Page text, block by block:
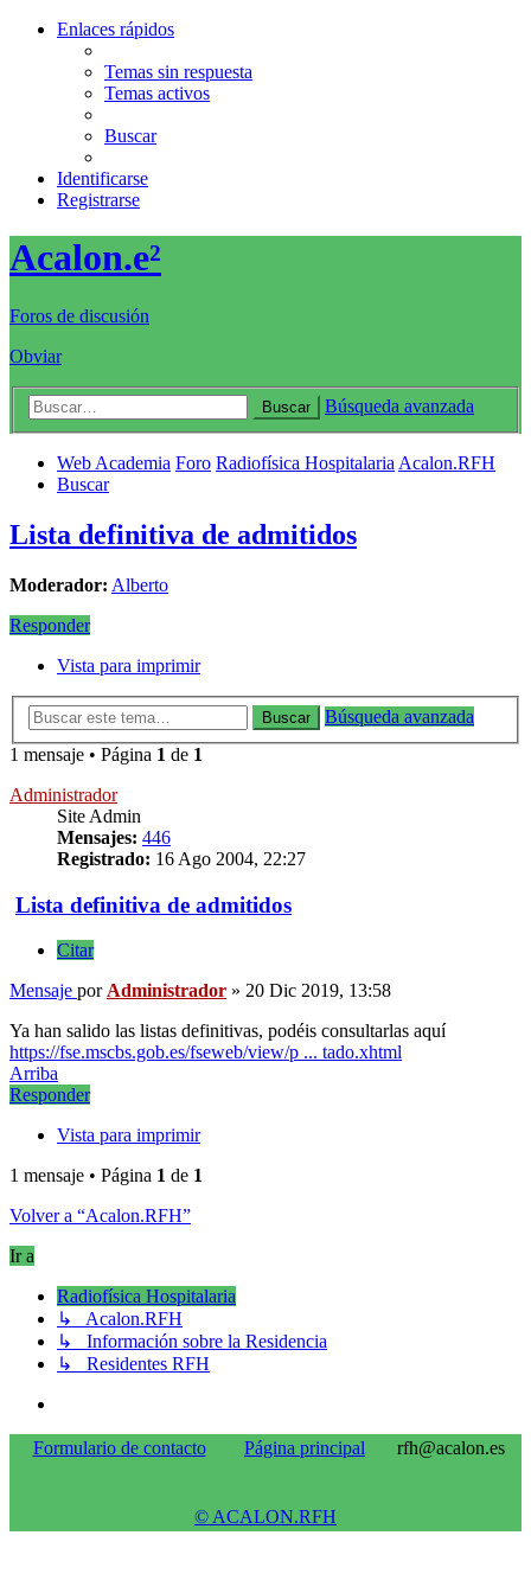
Enlaces rápidos
Temas sin respuesta
Temas activos
Buscar
Identificarse
Registrarse
Acalon.e²
Foros de discusión
Obviar
Buscar Búsqueda avanzada
Web Academia Foro Radiofísica HospitalariaAcalon.RFH
Buscar
Lista definitiva de admitidos
Moderador: Alberto
Responder
Vista para imprimir
Buscar
Búsqueda avanzada
1 mensaje • Página 1 de 1
Administrador
Site Admin
Mensajes: 446
Registrado: 16 Ago 2004, 22:27
Lista definitiva de admitidos
Citar
Mensaje por Administrador » 20 Dic 2019, 13:58
Ya han salido las listas definitivas, podéis consultarlas aquí
https://fse.mscbs.gob.es/fseweb/view/p ... tado.xhtml
Arriba
Responder
Vista para imprimir
1 mensaje • Página 1 de 1
Volver a “Acalon.RFH”
Ir a
Radiofísica Hospitalaria
↳ Acalon.RFH
↳ Información sobre la Residencia
↳ Residentes RFH
Formulario de contacto Página principal rfh@acalon.es
© ACALON.RFH